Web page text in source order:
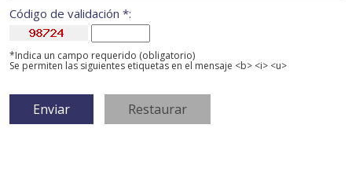
Código de validación *:
*Indica un campo requerido (obligatorio)
Se permiten las siguientes etiquetas en el mensaje <b> <i> <u>